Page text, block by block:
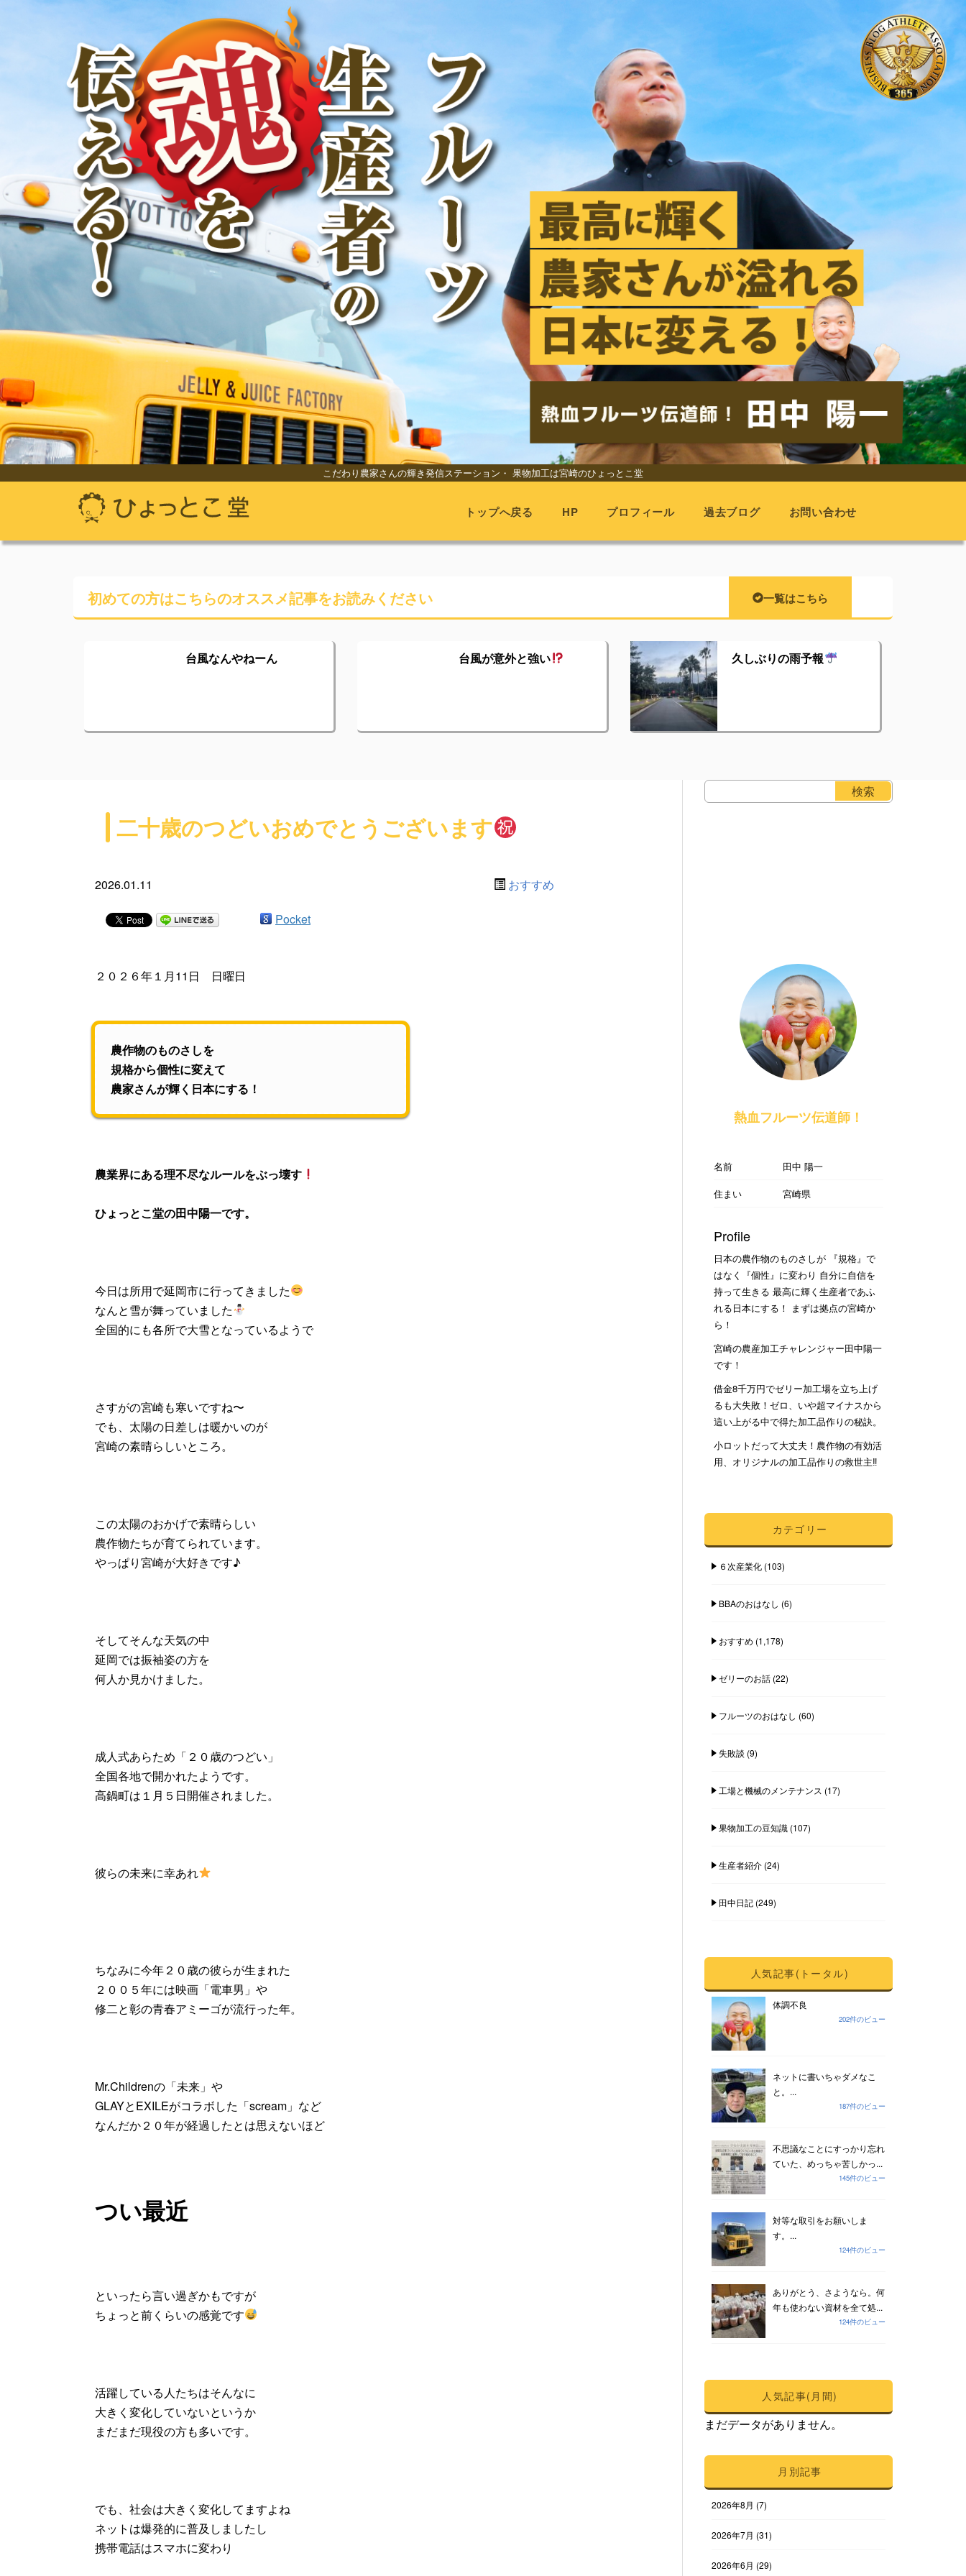
こだわり農家さんの輝き発信ステーション・ 果物加工は宮崎のひょっとこ堂
トップへ戻る HP プロフィール 過去ブログ お問い合わせ
初めての方はこちらのオススメ記事をお読みください 一覧はこちら
台風なんやねーん 台風が意外と強い 久しぶりの雨予報
二十歳のつどいおめでとうございます
2026.01.11 おすすめ
Pocket
２０２６年１月11日 日曜日
農作物のものさしを
規格から個性に変えて
農家さんが輝く日本にする！
農業界にある理不尽なルールをぶっ壊す
ひょっとこ堂の田中陽一です。
今日は所用で延岡市に行ってきました
なんと雪が舞っていました
全国的にも各所で大雪となっているようで
さすがの宮崎も寒いですね〜
でも、太陽の日差しは暖かいのが
宮崎の素晴らしいところ。
この太陽のおかげで素晴らしい
農作物たちが育てられています。
やっぱり宮崎が大好きです♪
そしてそんな天気の中
延岡では振袖姿の方を
何人か見かけました。
成人式あらため「２０歳のつどい」
全国各地で開かれたようです。
高鍋町は１月５日開催されました。
彼らの未来に幸あれ
ちなみに今年２０歳の彼らが生まれた
２００５年には映画「電車男」や
修二と彰の青春アミーゴが流行った年。
Mr.Childrenの「未来」や
GLAYとEXILEがコラボした「scream」など
なんだか２０年が経過したとは思えないほど
つい最近
といったら言い過ぎかもですが
ちょっと前くらいの感覚です
活躍している人たちはそんなに
大きく変化していないというか
まだまだ現役の方も多いです。
でも、社会は大きく変化してますよね
ネットは爆発的に普及しましたし
携帯電話はスマホに変わり
熱血フルーツ伝道師！
名前
田中 陽一
住まい
宮崎県
Profile
日本の農作物のものさしが 『規格』で
はなく『個性』に変わり 自分に自信を
持って生きる 最高に輝く生産者であふ
れる日本にする！ まずは拠点の宮崎か
ら！
宮崎の農産加工チャレンジャー田中陽一
です！
借金8千万円でゼリー加工場を立ち上げ
るも大失敗！ゼロ、いや超マイナスから
這い上がる中で得た加工品作りの秘訣。
小ロットだって大丈夫！農作物の有効活
用、オリジナルの加工品作りの救世主‼︎
カテゴリー
６次産業化(103)
BBAのおはなし (6)
おすすめ (1,178)
ゼリーのお話(22)
フルーツのおはなし (60)
失敗談 (9)
工場と機械のメンテナンス (17)
果物加工の豆知識(107)
生産者紹介(24)
田中日記(249)
人気記事(トータル)
体調不良
202件のビュー
ネットに書いちゃダメなこ
と。...
187件のビュー
不思議なことにすっかり忘れ
ていた、めっちゃ苦しかっ...
145件のビュー
対等な取引をお願いしま
す。...
124件のビュー
ありがとう、さようなら。何
年も使わない資材を全て処...
124件のビュー
人気記事(月間)
まだデータがありません。
月別記事
2026年8月 (7)
2026年7月 (31)
2026年6月 (29)